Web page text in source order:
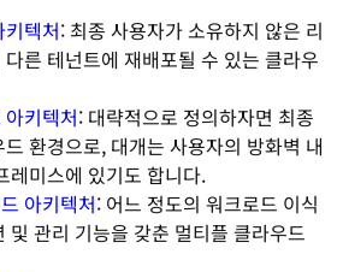
텍처: 최종 사용자가 소유하지 않은 리
른 테넌트에 재배포될 수 있는 클라우
키텍처: 대략적으로 정의하자면 최종
환경으로, 대개는 사용자의 방화벽 내
레미스에 있기도 합니다.
아키텍처: 어느 정도의 워크로드 이식
및 관리 기능을 갖춘 멀티플 클라우드